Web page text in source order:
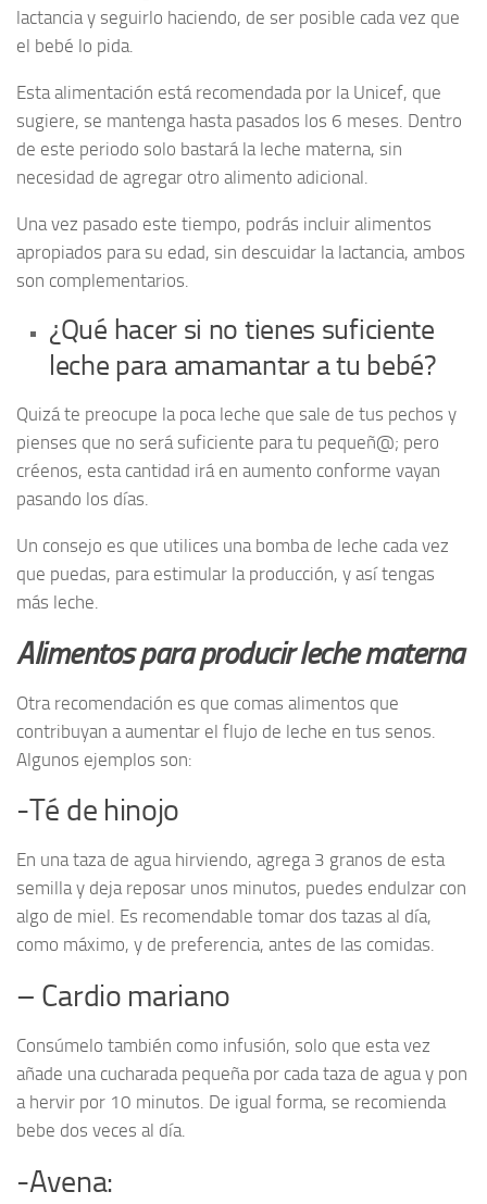
lactancia y seguirlo haciendo, de ser posible cada vez que
el bebé lo pida.
Esta alimentación está recomendada por la Unicef, que
sugiere, se mantenga hasta pasados los 6 meses. Dentro
de este periodo solo bastará la leche materna, sin
necesidad de agregar otro alimento adicional.
Una vez pasado este tiempo, podrás incluir alimentos
apropiados para su edad, sin descuidar la lactancia, ambos
son complementarios.
¿Qué hacer si no tienes suficiente
leche para amamantar a tu bebé?
Quizá te preocupe la poca leche que sale de tus pechos y
pienses que no será suficiente para tu pequeñ@; pero
créenos, esta cantidad irá en aumento conforme vayan
pasando los días.
Un consejo es que utilices una bomba de leche cada vez
que puedas, para estimular la producción, y así tengas
más leche.
Alimentos para producir leche materna
Otra recomendación es que comas alimentos que
contribuyan a aumentar el flujo de leche en tus senos.
Algunos ejemplos son:
-Té de hinojo
En una taza de agua hirviendo, agrega 3 granos de esta
semilla y deja reposar unos minutos, puedes endulzar con
algo de miel. Es recomendable tomar dos tazas al día,
como máximo, y de preferencia, antes de las comidas.
– Cardio mariano
Consúmelo también como infusión, solo que esta vez
añade una cucharada pequeña por cada taza de agua y pon
a hervir por 10 minutos. De igual forma, se recomienda
bebe dos veces al día.
-Avena: